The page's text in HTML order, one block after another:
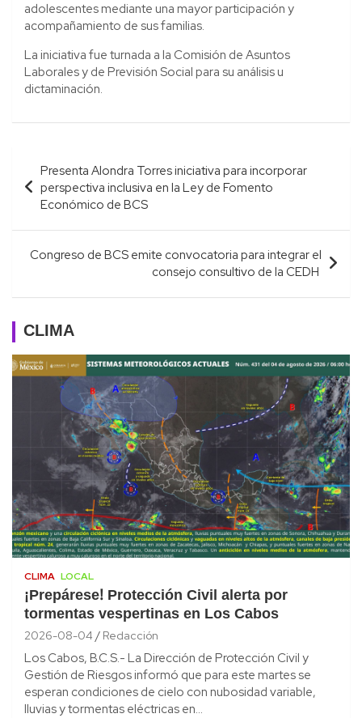
adolescentes mediante una mayor participación y
acompañamiento de sus familias.
La iniciativa fue turnada a la Comisión de Asuntos
Laborales y de Previsión Social para su análisis u
dictaminación.
Navegación
de
entradas
Presenta Alondra Torres iniciativa para incorporar
perspectiva inclusiva en la Ley de Fomento
Económico de BCS
Congreso de BCS emite convocatoria para integrar el
consejo consultivo de la CEDH
CLIMA
CLIMA LOCAL
¡Prepárese! Protección Civil alerta por
tormentas vespertinas en Los Cabos
2026-08-04 Redacción
Los Cabos, B.C.S.- La Dirección de Protección Civil y
Gestión de Riesgos informó que para este martes se
esperan condiciones de cielo con nubosidad variable,
lluvias y tormentas eléctricas en…